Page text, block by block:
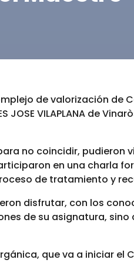
de valorización de
VILAPLANA de
no coincidir, pudieron
en una charla
de tratamiento y
disfrutar, con los
de su asignatura, sino
que va a iniciar el